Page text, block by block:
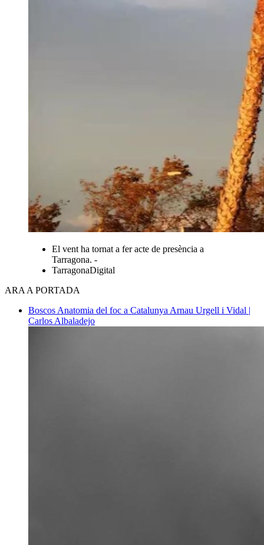
El vent ha tornat a fer acte de presència a
Tarragona. -
TarragonaDigital
ARA A PORTADA
Boscos Anatomia del foc a Catalunya Arnau Urgell i Vidal |
Carlos Albaladejo